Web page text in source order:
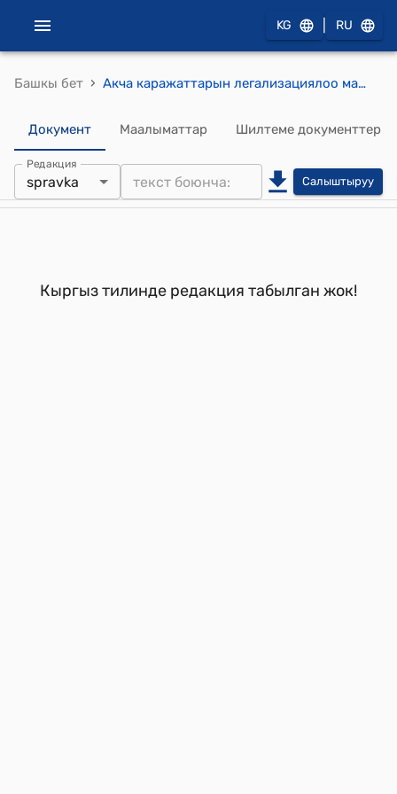
KG RU
Башкы бет › Акча каражаттарын легализациялоо максатында атайын депозиттик эсепти ачуунун жана жүргүзүүнүн тартиби жөнүндө НУСКОО
Документ Маалыматтар Шилтеме документтер
Редакция
spravka Салыштыруу
Кыргыз тилинде редакция табылган жок!